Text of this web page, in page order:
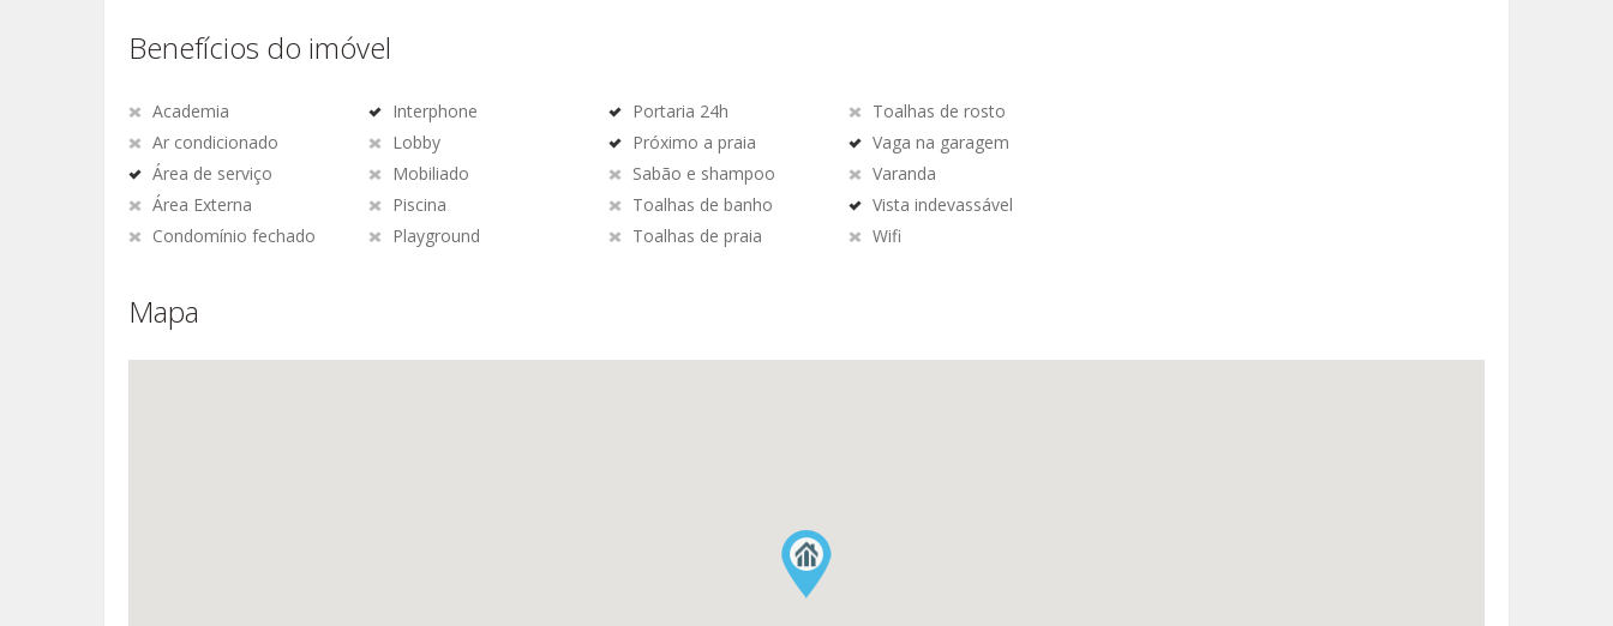
Benefícios do imóvel
Academia
Ar condicionado
Área de serviço
Área Externa
Condomínio fechado
Interphone
Lobby
Mobiliado
Piscina
Playground
Portaria 24h
Próximo a praia
Sabão e shampoo
Toalhas de banho
Toalhas de praia
Toalhas de rosto
Vaga na garagem
Varanda
Vista indevassável
Wifi
Mapa